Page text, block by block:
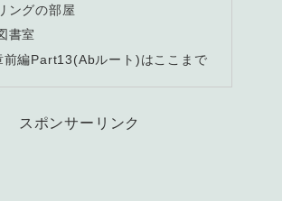
ングの部屋
書室
前編Part13(Abルート)はここまで
スポンサーリンク